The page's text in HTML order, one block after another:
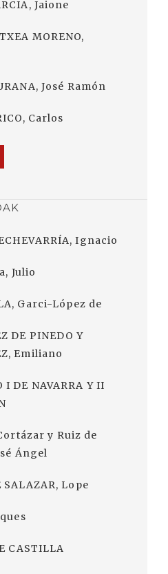
Jaione
MORENO,
José Ramón
Carlos
Ignacio
Julio
Garci-López de
DE PINEDO Y
Emiliano
I DE NAVARRA Y II
y Ruiz de
Ángel
SALAZAR, Lope
CASTILLA